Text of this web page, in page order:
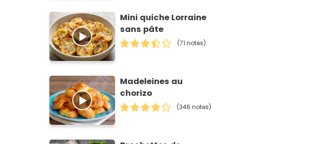
Mini quiche Lorraine
sans pâte
(71 notes)
Madeleines au
chorizo
(346 notes)